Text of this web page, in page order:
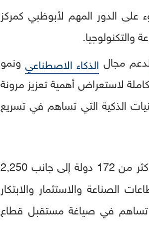
على الدور المهم لأبوظبي كمركز
والتكنولوجيا.
مجال الذكاء الاصطناعي ونمو
لاستعراض أهمية تعزيز مرونة
الذكية التي تساهم في تسريع
"، أكثر من 205 آلاف زائر من أكثر من 172 دولة إلى جانب 2,250
الصناعة والاستثمار والابتكار
تساهم في صياغة مستقبل قطاع